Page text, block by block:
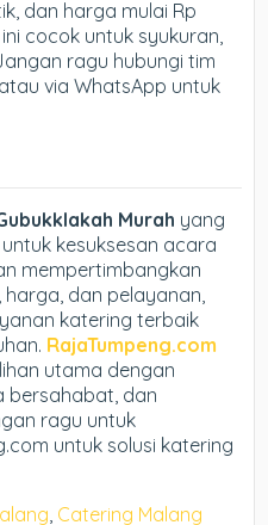
dan harga mulai Rp
cocok untuk syukuran,
ragu hubungi tim
atau via WhatsApp untuk
Murah yang
kesuksesan acara
mempertimbangkan
dan pelayanan,
katering terbaik
RajaTumpeng.com
utama dengan
bersahabat, dan
ragu untuk
untuk solusi katering
Catering Malang